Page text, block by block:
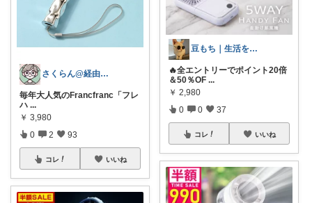
さくらん@経由感謝
毎年大人気のFrancfranc「フレ
ハ ...
￥ 3,980
0 2 93
コレ いいね
豆もち｜生活を彩るマストバイ
🔥全エントリーでポイント20倍
＆50％OF ...
￥ 2,980
0 0 37
コレ いいね